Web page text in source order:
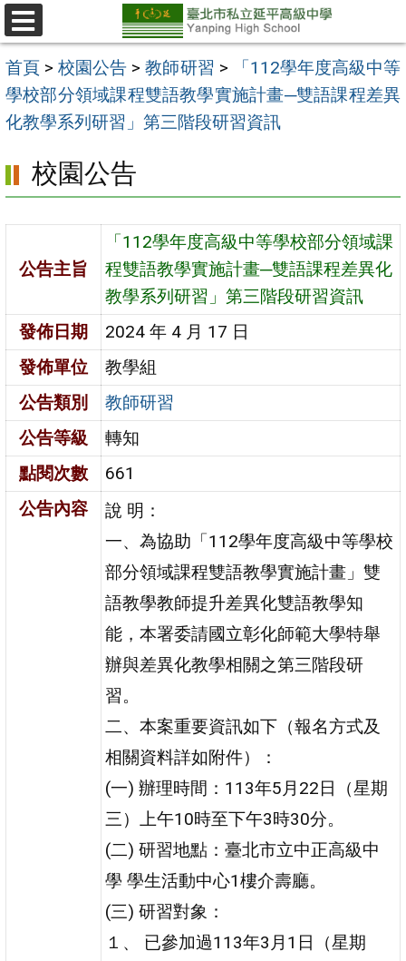
跳
至
主
要
內
選
單
首頁 >校園公告 >教師研習 >
「112學年度高級中等
學校部分領域課程雙語教學實施計畫─雙語課程差異
化教學系列研習」第三階段研習資訊
校園公告
公告主旨
「112學年度高級中等學校部分領域課
程雙語教學實施計畫─雙語課程差異化
教學系列研習」第三階段研習資訊
發佈日期
2024 年 4 月 17 日
發佈單位
教學組
公告類別
教師研習
公告等級
轉知
點閱次數
661
公告內容
說 明：
一、為協助「112學年度高級中等學校
部分領域課程雙語教學實施計畫」雙
語教學教師提升差異化雙語教學知
能，本署委請國立彰化師範大學特舉
辦與差異化教學相關之第三階段研
習。
二、本案重要資訊如下（報名方式及
相關資料詳如附件）：
(一) 辦理時間：113年5月22日（星期
三）上午10時至下午3時30分。
(二) 研習地點：臺北市立中正高級中
學 學生活動中心1樓介壽廳。
(三) 研習對象：
１、 已參加過113年3月1日（星期